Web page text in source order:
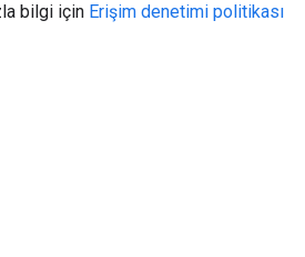
bilgi için Erişim denetimi politikası